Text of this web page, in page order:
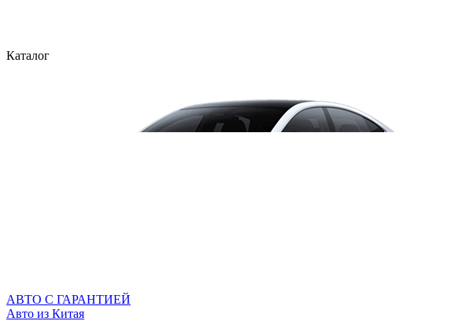
Каталог
АВТО С ГАРАНТИЕЙ
Авто из Китая